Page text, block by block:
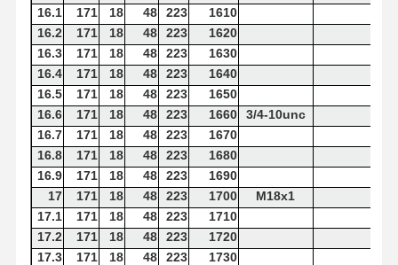
16.1
171 18 48 223
1610
16.2
171 18 48 223
1620
16.3
171 18 48 223
1630
16.4
171 18 48 223
1640
16.5
171 18 48 223
1650
16.6
171 18 48 223 1660
3/4-10unc
16.7
171 18 48 223
1670
16.8
171 18 48 223
1680
16.9
171 18 48 223
1690
17
171 18 48 223 1700
M18x1
17.1
171 18 48 223
1710
17.2
171 18 48 223
1720
17.3
171 18 48 223
1730